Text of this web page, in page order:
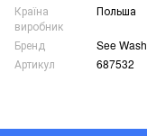
Країна
виробник
Польша
Бренд
See Wash
Артикул
687532